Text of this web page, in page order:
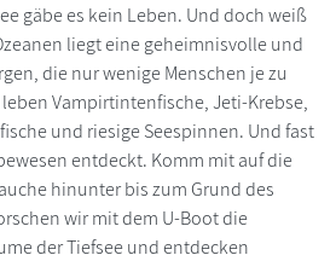
gäbe es kein Leben. Und doch weiß
liegt eine geheimnisvolle und
die nur wenige Menschen je zu
Vampirtintenfische, Jeti-Krebse,
und riesige Seespinnen. Und fast
entdeckt. Komm mit auf die
hinunter bis zum Grund des
wir mit dem U-Boot die
der Tiefsee und entdecken